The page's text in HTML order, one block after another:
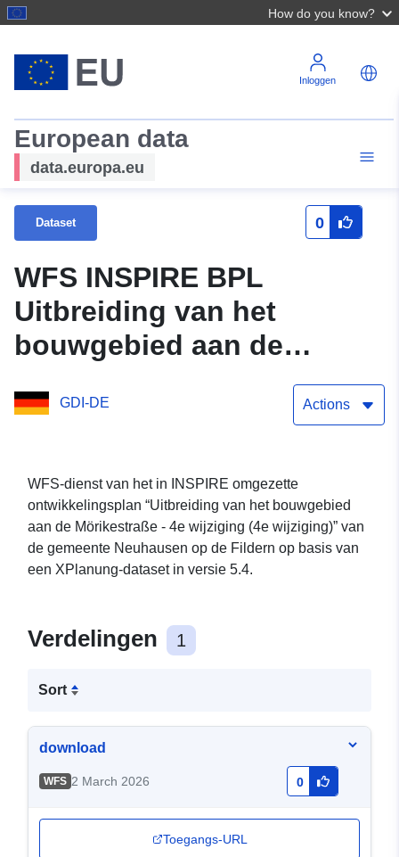
How do you know?
Inloggen
European data
data.europa.eu
Dataset 0
WFS INSPIRE BPL
Uitbreiding van het
bouwgebied aan de
Mörikestraße - 4e wijziging
(4e wijziging)
GDI-DE Actions
WFS-dienst van het in INSPIRE omgezette
ontwikkelingsplan “Uitbreiding van het bouwgebied
aan de Mörikestraße - 4e wijziging (4e wijziging)” van
de gemeente Neuhausen op de Fildern op basis van
een XPlanung-dataset in versie 5.4.
Verdelingen 1
Sort
download
WFS 2 March 2026 0
Toegangs-URL